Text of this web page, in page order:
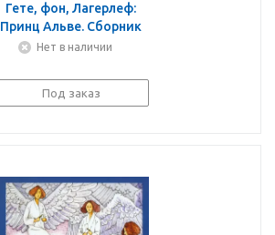
Гете, фон, Лагерлеф:
Принц Альве. Сборник
сказок
Нет в наличии
Под заказ